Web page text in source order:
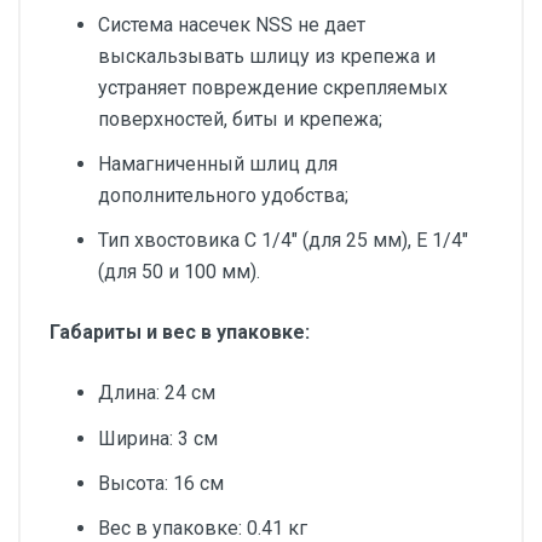
Система насечек NSS не дает
выскальзывать шлицу из крепежа и
устраняет повреждение скрепляемых
поверхностей, биты и крепежа;
Намагниченный шлиц для
дополнительного удобства;
Тип хвостовика С 1/4" (для 25 мм), Е 1/4"
(для 50 и 100 мм).
Габариты и вес в упаковке:
Длина: 24 см
Ширина: 3 см
Высота: 16 см
Вес в упаковке: 0.41 кг